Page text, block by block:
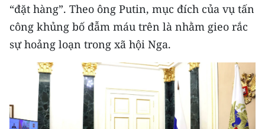
Media Giáo dục
Media Y tế
Media Khoa học - Công nghệ
Media Môi trường
Ảnh
“đặt hàng”. Theo ông Putin, mục đích của vụ tấn
công khủng bố đẫm máu trên là nhằm gieo rắc
sự hoảng loạn trong xã hội Nga.